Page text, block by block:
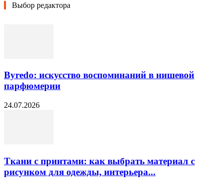
Выбор редактора
Byredo: искусство воспоминаний в нишевой
парфюмерии
24.07.2026
Ткани с принтами: как выбрать материал с
рисунком для одежды, интерьера...